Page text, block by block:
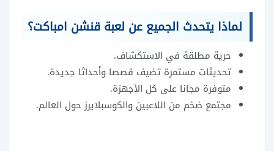
لماذا يتحدث الجميع عن لعبة قنشن امباكت؟
حرية مطلقة في الاستكشاف.
تحديثات مستمرة تضيف قصصا وأحداثا جديدة.
متوفرة مجانا على كل الأجهزة.
مجتمع ضخم من اللاعبين والكوسبلايرز حول العالم.